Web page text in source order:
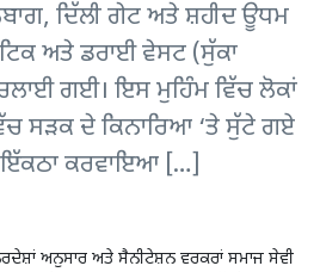
ਦਿੱਲੀ ਗੇਟ ਅਤੇ ਸ਼ਹੀਦ ਊਧਮ
ਅਤੇ ਡਰਾਈ ਵੇਸਟ (ਸੁੱਕਾ
ਗਈ। ਇਸ ਮੁਹਿੰਮ ਵਿੱਚ ਲੋਕਾਂ
ਸੜਕ ਦੇ ਕਿਨਾਰਿਆ ‘ਤੇ ਸੁੱਟੇ ਗਏ
ਕਰਵਾਇਆ […]
ਅਨੁਸਾਰ ਅਤੇ ਸੈਨੀਟੇਸ਼ਨ ਵਰਕਰਾਂ ਸਮਾਜ ਸੇਵੀ